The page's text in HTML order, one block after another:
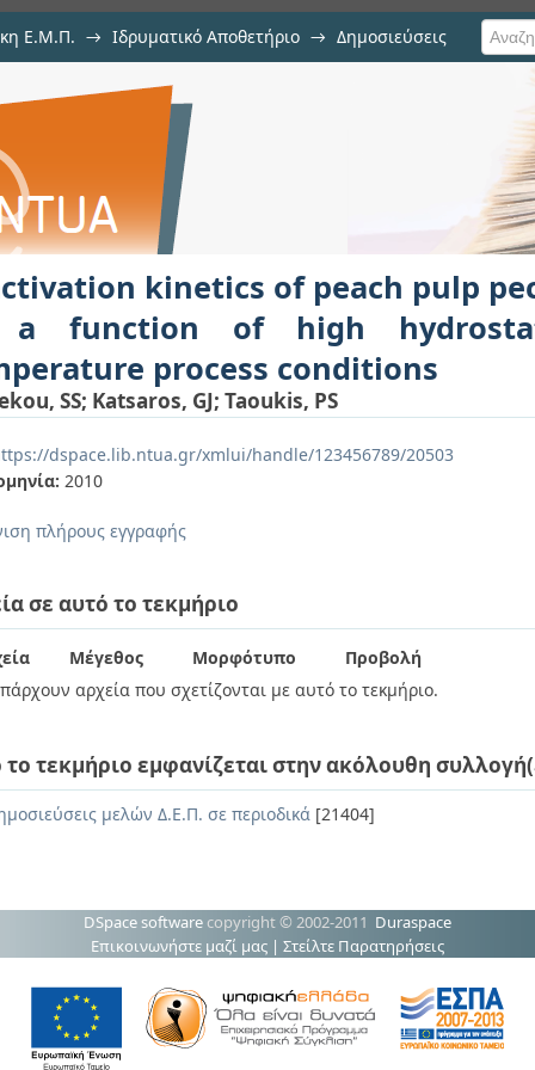
Ε.Μ.Π. → Ιδρυματικό Αποθετήριο → Δημοσιεύσεις
of peach pulp pectin
and temperature process
kinetics of peach pulp
a function of high
process conditions
SS; Katsaros, GJ; Taoukis, PS
dspace.lib.ntua.gr/xmlui/handle/123456789/20503
2010
πλήρους εγγραφής
σε αυτό το τεκμήριο
Μέγεθος Μορφότυπο
Προβολή
αρχεία που σχετίζονται με αυτό το τεκμήριο.
το τεκμήριο εμφανίζεται στην ακόλουθη
μελών Δ.Ε.Π. σε περιοδικά [21404]
DSpace software copyright © 2002-2011 Duraspace
Επικοινωνήστε μαζί μας | Στείλτε Παρατηρήσεις